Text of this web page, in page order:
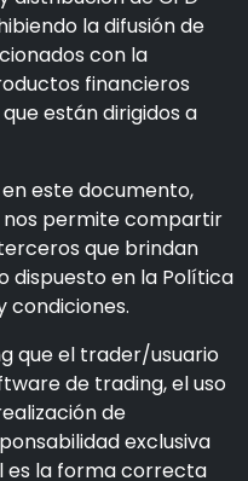
la difusión de
con la
financieros
están dirigidos a
este documento,
nos permite compartir
que brindan
dispuesto en la Política
condiciones.
que el trader/usuario
de trading, el uso
de
exclusiva
es la forma correcta